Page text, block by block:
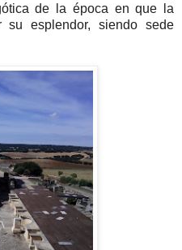
de la época en que la
su esplendor, siendo sede